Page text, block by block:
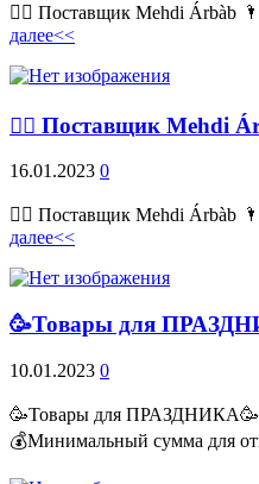
💁‍♂ Поставщик Mehdi Árbàb
далее<<
💁‍♂ Поставщик Mehdi
16.01.2023 0
💁‍♂ Поставщик Mehdi Árbàb
далее<<
🥳Товары для
10.01.2023 0
🥳Товары для ПРАЗДНИКА🥳
💰Минимальный сумма для